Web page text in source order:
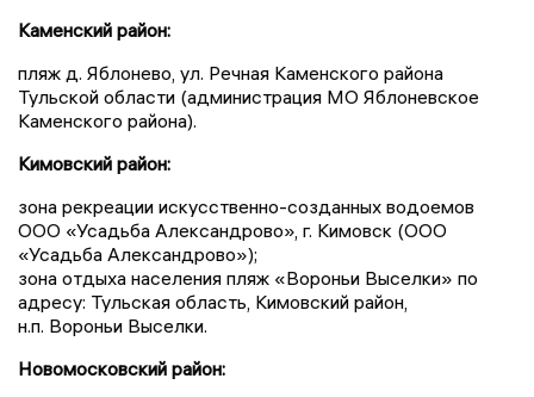
Каменский район:
пляж д. Яблонево, ул. Речная Каменского района
Тульской области (администрация МО Яблоневское
Каменского района).
Кимовский район:
зона рекреации искусственно-созданных водоемов
ООО «Усадьба Александрово», г. Кимовск (ООО
«Усадьба Александрово»);
зона отдыха населения пляж «Вороньи Выселки» по
адресу: Тульская область, Кимовский район,
н.п. Вороньи Выселки.
Новомосковский район: